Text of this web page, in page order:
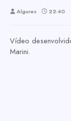
Algures 22:40
Vídeo
Marini.